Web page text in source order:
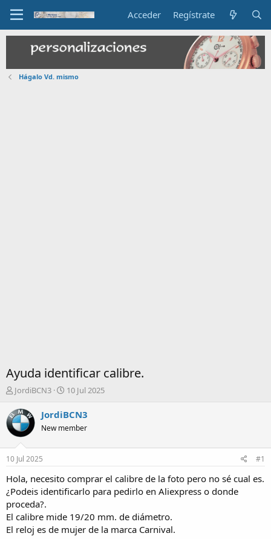
Acceder Regístrate
Hágalo Vd. mismo
Ayuda identificar calibre.
I
i
c
i
d
o
r
d
e
l
t
e
JordiBCN3
F
c
a
n
i
c
o
10 Jul 2025
JordiBCN3
New member
10 Jul 2025 #1
Hola, necesito comprar el calibre de la foto pero no sé cual es.
¿Podeis identificarlo para pedirlo en Aliexpress o donde
proceda?.
El calibre mide 19/20 mm. de diámetro.
El reloj es de mujer de la marca Carnival.